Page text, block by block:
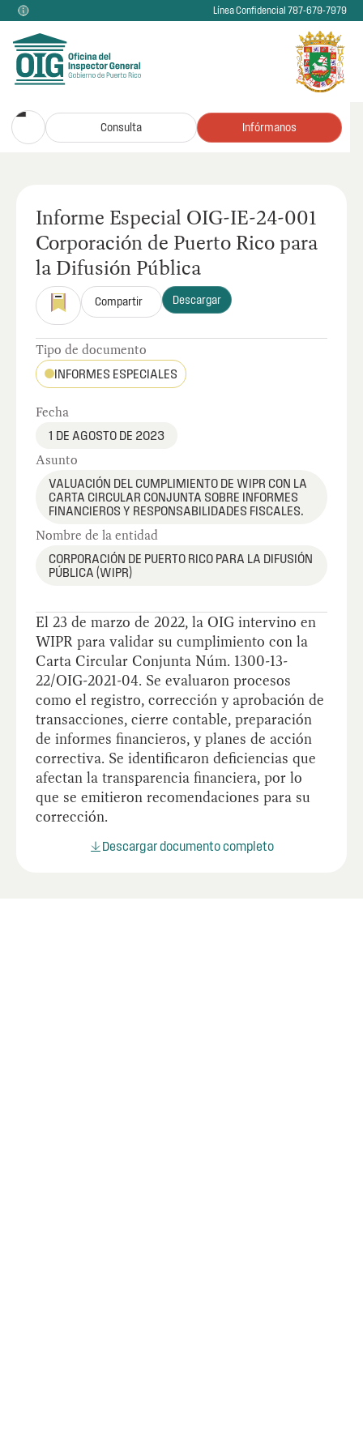
Línea Confidencial 787-679-7979
Consulta Infórmanos
Informe Especial OIG-IE-24-001
Corporación de Puerto Rico para
la Difusión Pública
Compartir Descargar
Tipo de documento
INFORMES ESPECIALES
Fecha
1 DE AGOSTO DE 2023
Asunto
VALUACIÓN DEL CUMPLIMIENTO DE WIPR CON LA
CARTA CIRCULAR CONJUNTA SOBRE INFORMES
FINANCIEROS Y RESPONSABILIDADES FISCALES.
Nombre de la entidad
CORPORACIÓN DE PUERTO RICO PARA LA DIFUSIÓN
PÚBLICA (WIPR)
El 23 de marzo de 2022, la OIG intervino en
WIPR para validar su cumplimiento con la
Carta Circular Conjunta Núm. 1300-13-
22/OIG-2021-04. Se evaluaron procesos
como el registro, corrección y aprobación de
transacciones, cierre contable, preparación
de informes financieros, y planes de acción
correctiva. Se identificaron deficiencias que
afectan la transparencia financiera, por lo
que se emitieron recomendaciones para su
corrección.
Descargar documento completo